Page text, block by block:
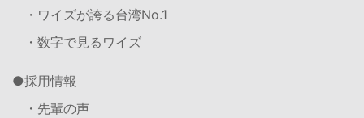
・ワイズが誇る台湾No.1
・数字で見るワイズ
採用情報
・先輩の声